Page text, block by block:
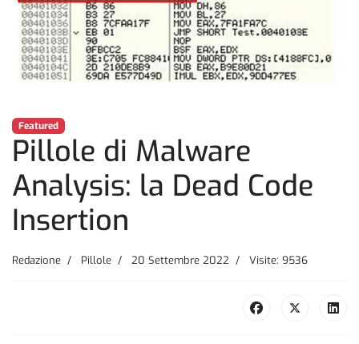
Featured
Pillole di Malware
Analysis: la Dead Code
Insertion
Redazione Pillole 20 Settembre 2022 Visite: 9536